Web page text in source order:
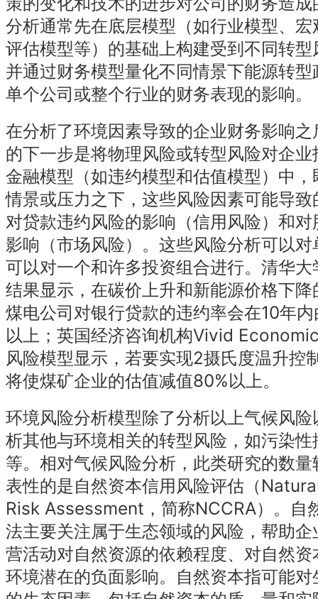
分析通常先在底层模型（如行业模型、
评估模型等）的基础上构建受到不同转
并通过财务模型量化不同情景下能源转
单个公司或整个行业的财务表现的影响。
在分析了环境因素导致的企业财务影响
的下一步是将物理风险或转型风险对企
金融模型（如违约模型和估值模型）中
情景或压力之下，这些风险因素可能导
对贷款违约风险的影响（信用风险）和
影响（市场风险）。这些风险分析可以
可以对一个和许多投资组合进行。清华
结果显示，在碳价上升和新能源价格下
煤电公司对银行贷款的违约率会在10年
以上；英国经济咨询机构Vivid
风险模型显示，若要实现2摄氏度温升控
将使煤矿企业的估值减值80%以上。
环境风险分析模型除了分析以上气候风
析其他与环境相关的转型风险，如污染
等。相对气候风险分析，此类研究的数
表性的是自然资本信用风险评估（
Risk Assessment，简称NCCRA）。自
法主要关注属于生态领域的风险，帮助
营活动对自然资源的依赖程度、对自然
环境潜在的负面影响。自然资本指可能